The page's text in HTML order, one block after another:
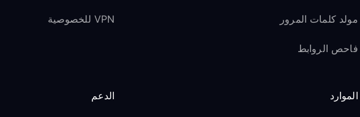
مولد كلمات المرور
فاحص الروابط
VPN للخصوصية
الموارد الدعم